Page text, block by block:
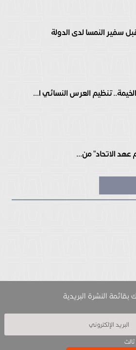
سفير النمسا لدى الدولة
تنظيم العرس النسائي ا...
عهد الاتحاد” من...
بقائمة النشرة البريدية